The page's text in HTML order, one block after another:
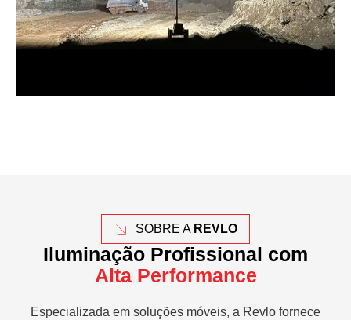
SOBRE A REVLO
Iluminação Profissional com
Alta Performance
Especializada em soluções móveis, a Revlo fornece